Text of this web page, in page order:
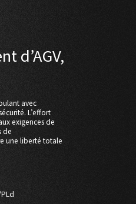
d’AGV,
avec
L’effort
exigences de
de
une liberté totale